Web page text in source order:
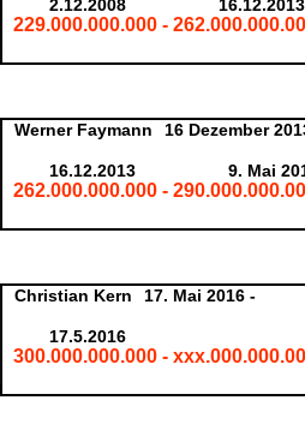
2.12.2008 16.12.2013
229.000.000.000 -
Werner Faymann 16 Dezember
16.12.2013 9. Mai
262.000.000.000 -
Christian Kern 17. Mai 2016 -
17.5.2016
300.000.000.000 -